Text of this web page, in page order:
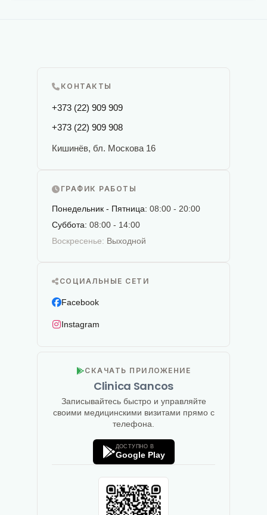
КОНТАКТЫ
+373 (22) 909 909
+373 (22) 909 908
Кишинёв, бл. Москова 16
ГРАФИК РАБОТЫ
Понедельник - Пятница: 08:00 - 20:00
Суббота: 08:00 - 14:00
Воскресенье: Выходной
СОЦИАЛЬНЫЕ СЕТИ
Facebook
Instagram
СКАЧАТЬ ПРИЛОЖЕНИЕ
Clinica Sancos
Записывайтесь быстро и управляйте
своими медицинскими визитами прямо с
телефона.
ДОСТУПНО В
Google Play